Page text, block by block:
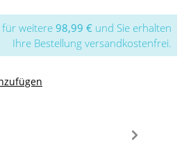
für weitere 98,99 € und Sie erhalten
Ihre Bestellung versandkostenfrei.